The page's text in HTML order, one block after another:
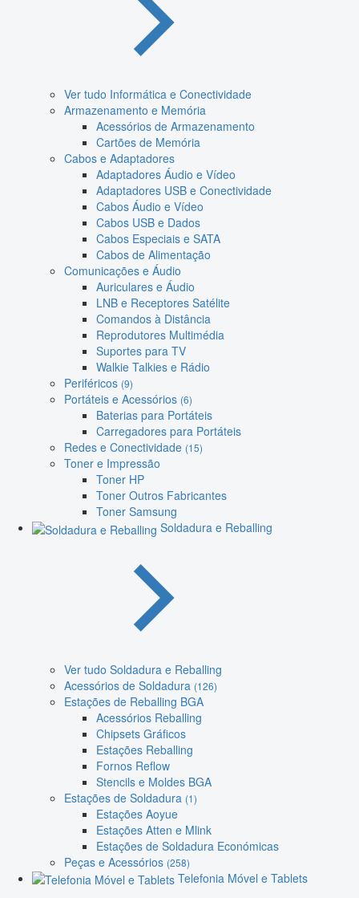
Ver tudo Informática e Conectividade
Armazenamento e Memória
Acessórios de Armazenamento
Cartões de Memória
Cabos e Adaptadores
Adaptadores Áudio e Vídeo
Adaptadores USB e Conectividade
Cabos Áudio e Vídeo
Cabos USB e Dados
Cabos Especiais e SATA
Cabos de Alimentação
Comunicações e Áudio
Auriculares e Áudio
LNB e Receptores Satélite
Comandos à Distância
Reprodutores Multimédia
Suportes para TV
Walkie Talkies e Rádio
Periféricos (9)
Portáteis e Acessórios (6)
Baterias para Portáteis
Carregadores para Portáteis
Redes e Conectividade (15)
Toner e Impressão
Toner HP
Toner Outros Fabricantes
Toner Samsung
Soldadura e Reballing
Ver tudo Soldadura e Reballing
Acessórios de Soldadura (126)
Estações de Reballing BGA
Acessórios Reballing
Chipsets Gráficos
Estações Reballing
Fornos Reflow
Stencils e Moldes BGA
Estações de Soldadura (1)
Estações Aoyue
Estações Atten e Mlink
Estações de Soldadura Económicas
Peças e Acessórios (258)
Telefonia Móvel e Tablets